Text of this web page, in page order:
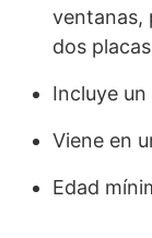
ventanas,
dos
Incluye
Viene en
Edad